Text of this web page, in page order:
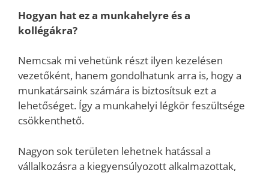
Hogyan hat ez a munkahelyre és a
kollégákra?
Nemcsak mi vehetünk részt ilyen kezelésen
vezetőként, hanem gondolhatunk arra is, hogy a
munkatársaink számára is biztosítsuk ezt a
lehetőséget. Így a munkahelyi légkör feszültsége
csökkenthető.
Nagyon sok területen lehetnek hatással a
vállalkozásra a kiegyensúlyozott alkalmazottak,